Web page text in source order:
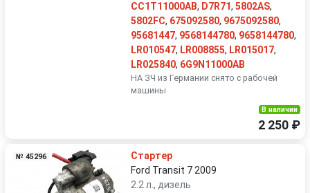
CC1T11000AB, D7R71, 5802AS,
5802FC, 675092580, 9675092580,
95681447, 9568144780, 9658144780,
LR010547, LR008855, LR015017,
LR025840, 6G9N11000AB
НА ЗЧ из Германии снято с рабочей
машины
В наличии
2 250 ₽
№ 45296
Стартер
Ford Transit 7 2009
2.2 л., дизель